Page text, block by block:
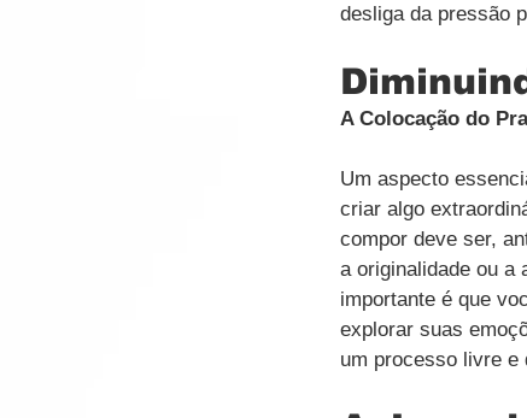
desliga da pressão
A Colocação do
Um aspecto
criar algo
compor deve ser,
a originalidade ou a
importante é que
explorar suas
um processo livre e